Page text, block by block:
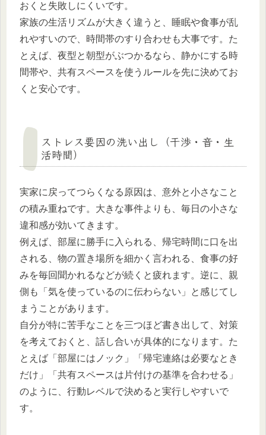
おくと失敗しにくいです。
家族の生活リズムが大きく違うと、睡眠や食事が乱
れやすいので、時間帯のすり合わせも大事です。た
とえば、夜型と朝型がぶつかるなら、静かにする時
間帯や、共有スペースを使うルールを先に決めてお
くと安心です。
ストレス要因の洗い出し（干渉・音・生
活時間）
実家に戻ってつらくなる原因は、意外と小さなこと
の積み重ねです。大きな事件よりも、毎日の小さな
違和感が効いてきます。
例えば、部屋に勝手に入られる、帰宅時間に口を出
される、物の置き場所を細かく言われる、食事の好
みを毎回聞かれるなどが続くと疲れます。逆に、親
側も「気を使っているのに伝わらない」と感じてし
まうことがあります。
自分が特に苦手なことを三つほど書き出して、対策
を考えておくと、話し合いが具体的になります。た
とえば「部屋にはノック」「帰宅連絡は必要なとき
だけ」「共有スペースは片付けの基準を合わせる」
のように、行動レベルで決めると実行しやすいで
す。